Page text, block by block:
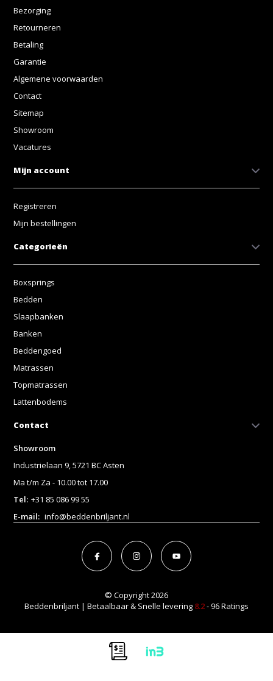
Bezorging
Retourneren
Betaling
Garantie
Algemene voorwaarden
Contact
Sitemap
Showroom
Vacatures
Mijn account
Registreren
Mijn bestellingen
Categorieën
Boxsprings
Bedden
Slaapbanken
Banken
Beddengoed
Matrassen
Topmatrassen
Lattenbodems
Contact
Showroom
Industrielaan 9, 5721 BC Asten
Ma t/m Za - 10.00 tot 17.00
Tel: +31 85 086 99 55
E-mail: info@beddenbriljant.nl
© Copyright 2026
Beddenbriljant | Betaalbaar & Snelle levering 8.2- 96 Ratings